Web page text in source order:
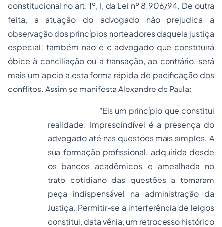
constitucional no art. 1º, I, da Lei nº 8.906/94. De outra
feita, a atuação do advogado não prejudica a
observação dos princípios norteadores daquela justiça
especial; também não é o advogado que constituirá
óbice à conciliaçãoou a transação, ao contrário, será
mais um apoio a esta forma rápida de pacificação dos
conflitos. Assim se manifesta Alexandre de Paula:
"Eis um princípio que constitui
realidade: Imprescindível é a presença do
advogado até nas questões mais simples. A
sua formação profissional, adquirida desde
os bancos acadêmicos e amealhada no
trato cotidiano das questões a tornaram
peça indispensável na administração da
Justiça. Permitir-se a interferência de leigos
constitui, data vênia, um retrocesso histórico